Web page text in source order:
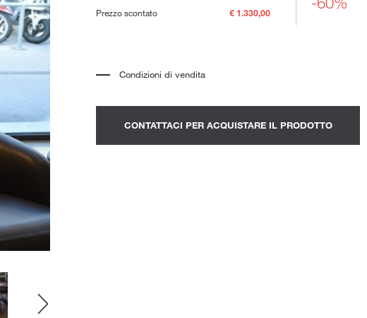
Lettini Outdoor
Prezzo scontato
€ 1.330,00
Condizioni di vendita
fotografie deve essere quotato separatamente.
Trasporto e assemblaggio esclusi.
prodotto nello showroom.
CONTATTACI PER ACQUISTARE IL PRODOTTO